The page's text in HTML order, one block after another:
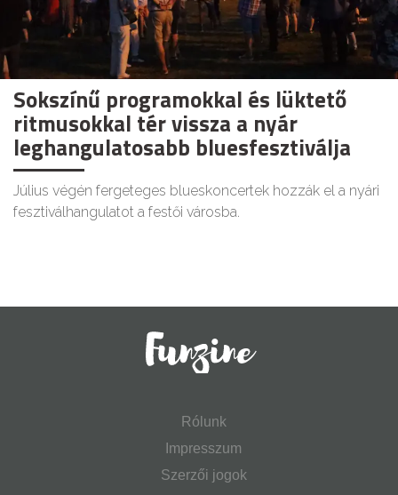
Sokszínű programokkal és lüktető
ritmusokkal tér vissza a nyár
leghangulatosabb bluesfesztiválja
Július végén fergeteges blueskoncertek hozzák el a nyári
fesztiválhangulatot a festői városba.
Rólunk
Impresszum
Szerzői jogok